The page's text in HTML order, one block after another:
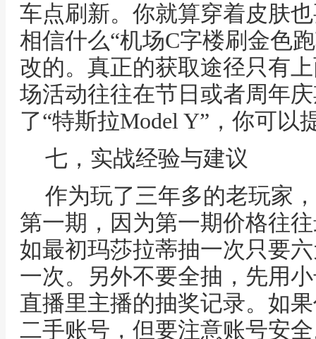
车点刷新。你就算穿着皮肤
相信什么“机场C字楼刷金色
改的。真正的获取途径只有
场活动往往在节日或者周年
了“特斯拉Model Y”，你可以
七，实战经验与建议
作为玩了三年多的老玩家
第一期，因为第一期价格往
如最初玛莎拉蒂抽一次只要
一次。另外不要全抽，先用
直播里主播的抽奖记录。如
二手账号，但要注意账号安